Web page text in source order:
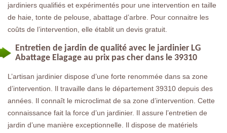
jardiniers qualifiés et expérimentés pour une intervention en taille
de haie, tonte de pelouse, abattage d’arbre. Pour connaitre les
coûts de l’intervention, elle établit un devis gratuit.
Entretien de jardin de qualité avec le jardinier LG
Abattage Elagage au prix pas cher dans le 39310
L’artisan jardinier dispose d’une forte renommée dans sa zone
d’intervention. Il travaille dans le département 39310 depuis des
années. Il connaît le microclimat de sa zone d’intervention. Cette
connaissance fait la force d’un jardinier. Il assure l’entretien de
jardin d’une manière exceptionnelle. Il dispose de matériels